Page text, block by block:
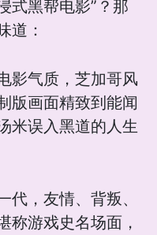
式黑帮电影”？那
道：
影气质，芝加哥风
版画面精致到能闻
米误入黑道的人生
代，友情、背叛、
游戏史名场面，